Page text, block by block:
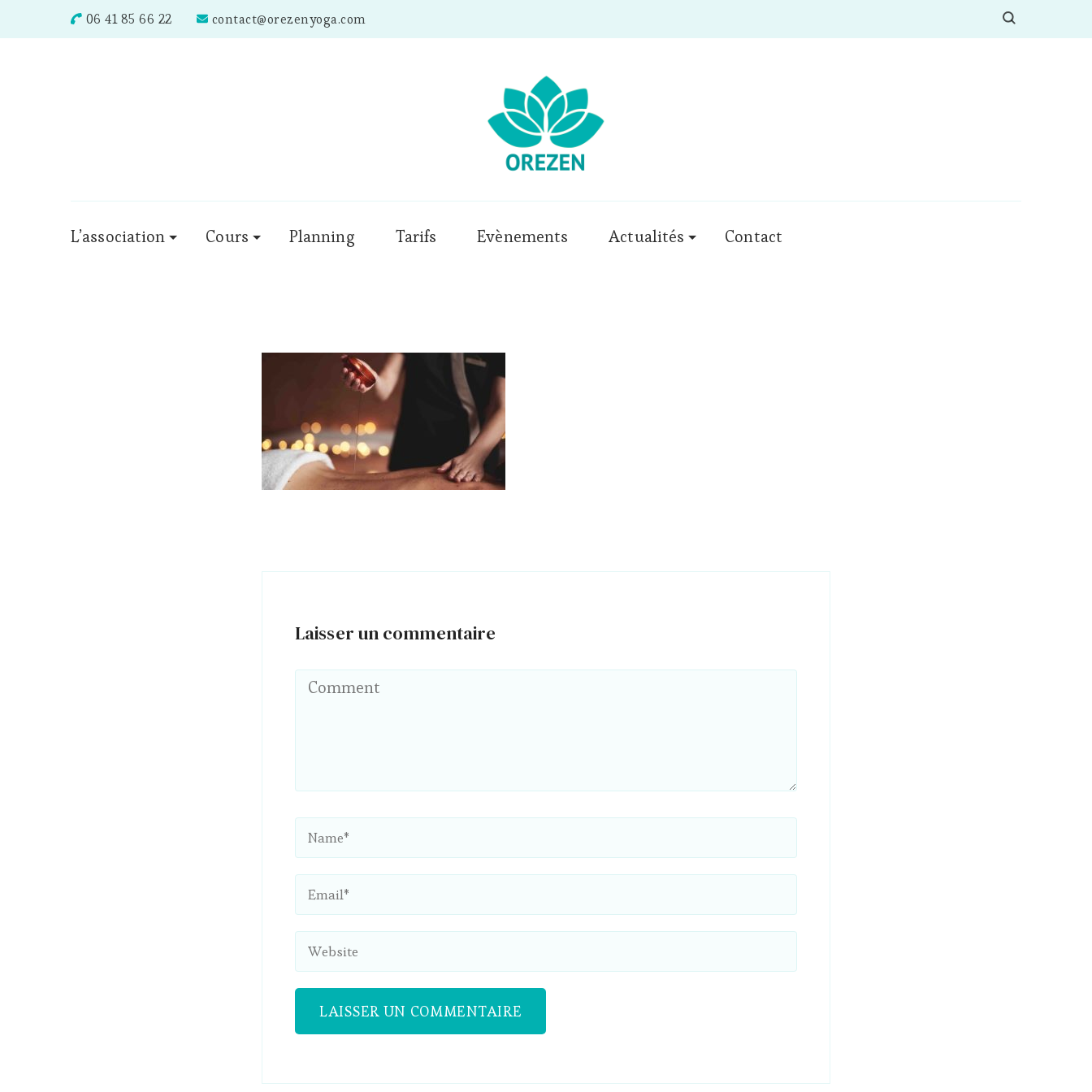
06 41 85 66 22 contact@orezenyoga.com
L’association Cours Planning Tarifs Evènements Actualités Contact
Laisser un commentaire